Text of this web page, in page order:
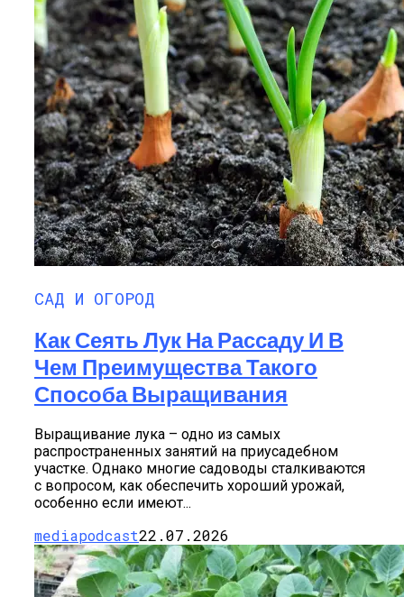
САД И ОГОРОД
Как Сеять Лук На Рассаду И В
Чем Преимущества Такого
Способа Выращивания
Выращивание лука – одно из самых
распространенных занятий на приусадебном
участке. Однако многие садоводы сталкиваются
с вопросом, как обеспечить хороший урожай,
особенно если имеют...
mediapodcast22.07.2026